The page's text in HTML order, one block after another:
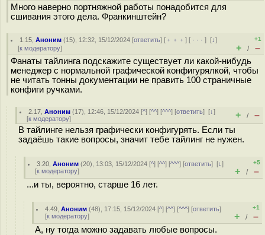
Много наверно портняжной работы понадобится для
сшивания этого дела. Франкинштейн?
1.15 ,Аноним (15), 12:32, 15/12/2024 [ответить] [ ﹢﹢﹢] [ · · ·][↓]
[к модератору]
+1
+ / –
Фанаты тайлинга подскажите существует ли какой-нибудь
менеджер с нормальной графической конфигурялкой, чтобы
не читать тонны документации не править 100 страничные
конфиги ручками.
2.17 ,Аноним (17), 12:46, 15/12/2024 [^] [^^] [^^^] [ответить][↓]
[к модератору] + / –
В тайлинге нельзя графически конфигурять. Если ты
задаёшь такие вопросы, значит тебе тайлинг не нужен.
3.20 ,Аноним (20), 13:03, 15/12/2024 [^] [^^] [^^^] [ответить][↓]
[к модератору]
+5
+ / –
...и ты, вероятно, старше 16 лет.
4.49 ,Аноним (48), 17:15, 15/12/2024 [^] [^^] [^^^] [ответить]
[к модератору]
+1
+ / –
А, ну тогда можно задавать любые вопросы.